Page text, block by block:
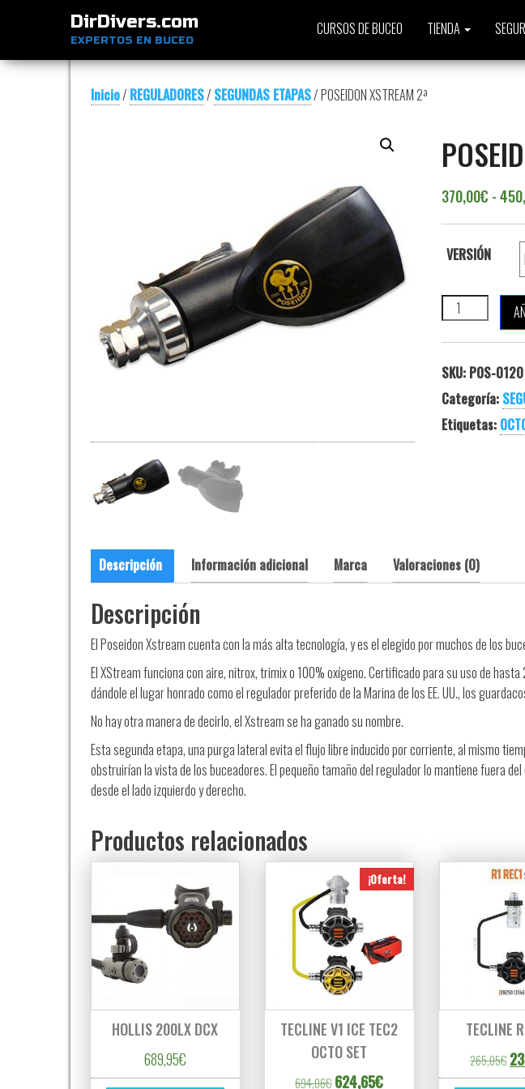
DirDivers.com
EXPERTOS EN BUCEO
CURSOS DE BUCEO TIENDA
Inicio/ REGULADORES/ SEGUNDAS ETAPAS/ POSEIDON XSTREAM 2ª
370,00€ -
VERSIÓN
POSEIDON
SKU: POS-0120
Categoría:
Etiquetas:
Descripción Información adicional Marca Valoraciones (0)
Descripción
El Poseidon Xstream cuenta con la más alta tecnología, y es el elegido por muchos de los
El XStream funciona con aire, nitrox, trimix o 100% oxígeno. Certificado para su uso de
dándole el lugar honrado como el regulador preferido de la Marina de los EE. UU., los
No hay otra manera de decirlo, el Xstream se ha ganado su nombre.
Esta segunda etapa, una purga lateral evita el flujo libre inducido por corriente, al mismo
obstruirían la vista de los buceadores. El pequeño tamaño del regulador lo mantiene fuera
desde el lado izquierdo y derecho.
Productos relacionados
HOLLIS 200LX DCX
689,95€
¡Oferta!
TECLINE V1 ICE TEC2
OCTO SET
694,06€ El precio original era: 694,06€.
624,65€El precio actual es: 624,65€.
TECLINE
265,05€ El